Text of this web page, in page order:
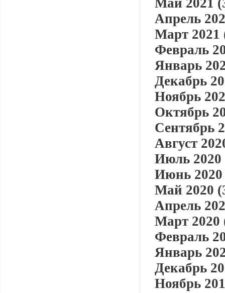
Май 2021
Апрель
Март 2021
Февраль
Январь
Декабрь
Ноябрь
Октябрь
Сентябрь
Август
Июль 2020
Июнь 2020
Май 2020
Апрель
Март 2020
Февраль
Январь
Декабрь
Ноябрь